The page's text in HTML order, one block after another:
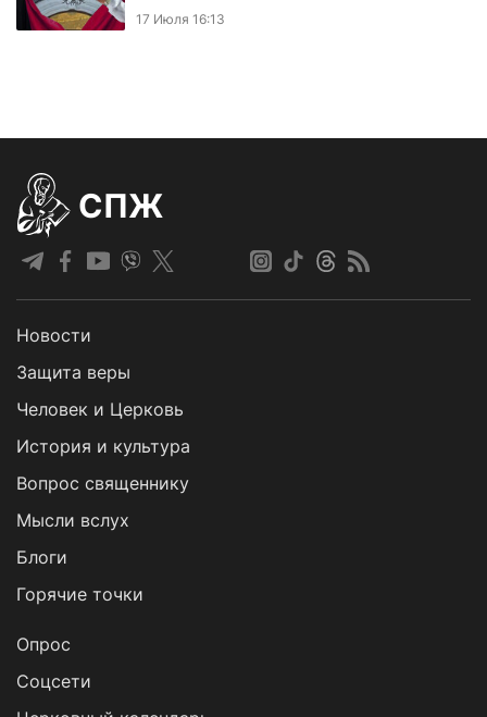
17 Июля 16:13
СПЖ
Новости
Защита веры
Человек и Церковь
История и культура
Вопрос священнику
Мысли вслух
Блоги
Горячие точки
Опрос
Cоцсети